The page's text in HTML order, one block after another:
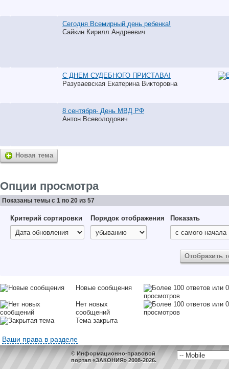
Сегодня Всемирный день ребенка!
Сайкин Кирилл Андреевич
С ДНЕМ СУДЕБНОГО ПРИСТАВА!
Разуваевская Екатерина Викторовна
8 сентября- День МВД РФ
Антон Всеволодович
Новая тема
Опции просмотра
Показаны темы с 1 по 20 из 57
Критерий сортировки Порядок отображения Показать
Новые сообщения
Нет новых
сообщений
Тема закрыта
Ваши права в разделе
© Информационно-правовой
портал «ЗАКОНИЯ» 2008-2026.